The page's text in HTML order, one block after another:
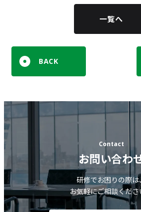
一覧へ
BACK
Contact
お問い合わ
研修でお困りの際は
お気軽にご相談くださ